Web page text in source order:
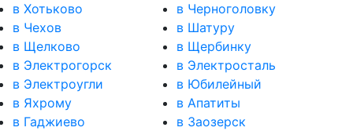
в Хотьково
в Черноголовку
в Чехов
в Шатуру
в Щелково
в Щербинку
в Электрогорск
в Электросталь
в Электроугли
в Юбилейный
в Яхрому
в Апатиты
в Гаджиево
в Заозерск